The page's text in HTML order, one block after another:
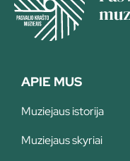
APIE MUS
Muziejaus istorija
Muziejaus skyriai